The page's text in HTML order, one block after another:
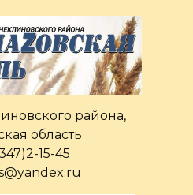
района,
область
15-45